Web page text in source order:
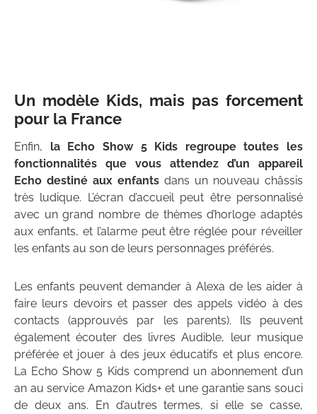
Un modèle Kids, mais pas forcement
pour la France
Enfin, la Echo Show 5 Kids regroupe toutes les
fonctionnalités que vous attendez d’un appareil
Echo destiné aux enfants dans un nouveau châssis
très ludique. L’écran d’accueil peut être personnalisé
avec un grand nombre de thèmes d’horloge adaptés
aux enfants, et l’alarme peut être réglée pour réveiller
les enfants au son de leurs personnages préférés.
Les enfants peuvent demander à Alexa de les aider à
faire leurs devoirs et passer des appels vidéo à des
contacts (approuvés par les parents). Ils peuvent
également écouter des livres Audible, leur musique
préférée et jouer à des jeux éducatifs et plus encore.
La Echo Show 5 Kids comprend un abonnement d’un
an au service Amazon Kids+ et une garantie sans souci
de deux ans. En d’autres termes, si elle se casse,